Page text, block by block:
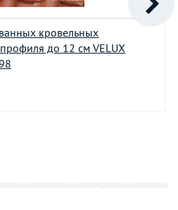
кровельных
до 12 см VELUX